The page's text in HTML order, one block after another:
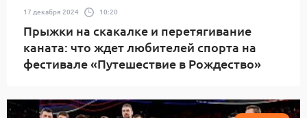
17 декабря 2024 10:20
Прыжки на скакалке и перетягивание
каната: что ждет любителей спорта на
фестивале «Путешествие в Рождество»